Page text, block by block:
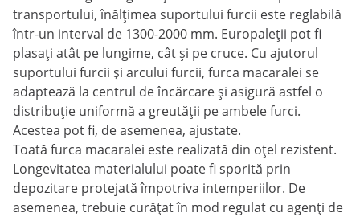
transportului, înălțimea suportului furcii este reglabilă
într-un interval de 1300-2000 mm. Europaleții pot fi
plasați atât pe lungime, cât și pe cruce. Cu ajutorul
suportului furcii și arcului furcii, furca macaralei se
adaptează la centrul de încărcare și asigură astfel o
distribuție uniformă a greutății pe ambele furci.
Acestea pot fi, de asemenea, ajustate.
Toată furca macaralei este realizată din oțel rezistent.
Longevitatea materialului poate fi sporită prin
depozitare protejată împotriva intemperiilor. De
asemenea, trebuie curățat în mod regulat cu agenți de